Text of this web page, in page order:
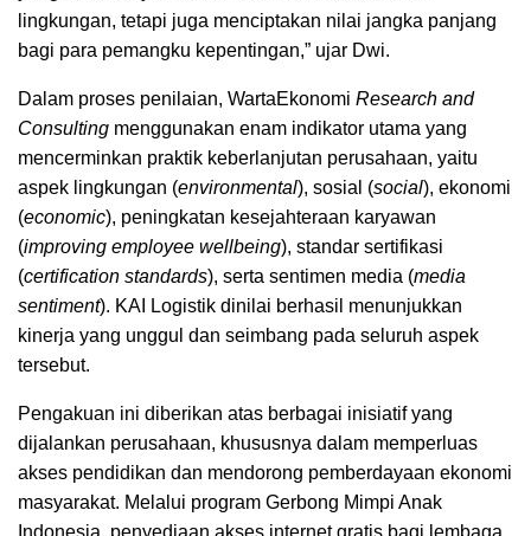
lingkungan, tetapi juga menciptakan nilai jangka panjang
bagi para pemangku kepentingan,” ujar Dwi.
Dalam proses penilaian, WartaEkonomi Research and
Consulting menggunakan enam indikator utama yang
mencerminkan praktik keberlanjutan perusahaan, yaitu
aspek lingkungan (environmental), sosial (social), ekonomi
(economic), peningkatan kesejahteraan karyawan
(improving employee wellbeing), standar sertifikasi
(certification standards), serta sentimen media (media
sentiment). KAI Logistik dinilai berhasil menunjukkan
kinerja yang unggul dan seimbang pada seluruh aspek
tersebut.
Pengakuan ini diberikan atas berbagai inisiatif yang
dijalankan perusahaan, khususnya dalam memperluas
akses pendidikan dan mendorong pemberdayaan ekonomi
masyarakat. Melalui program Gerbong Mimpi Anak